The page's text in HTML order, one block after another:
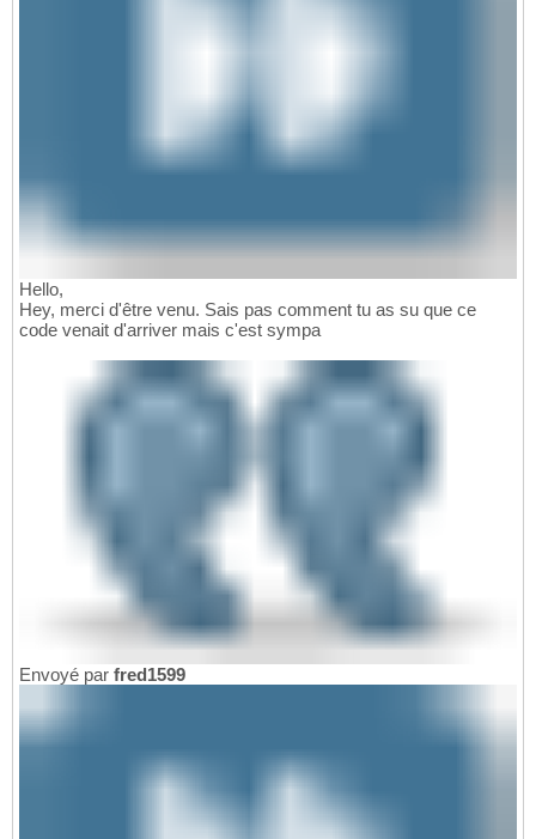
Hello,
Hey, merci d'être venu. Sais pas comment tu as su que ce
code venait d'arriver mais c'est sympa
Envoyé par fred1599